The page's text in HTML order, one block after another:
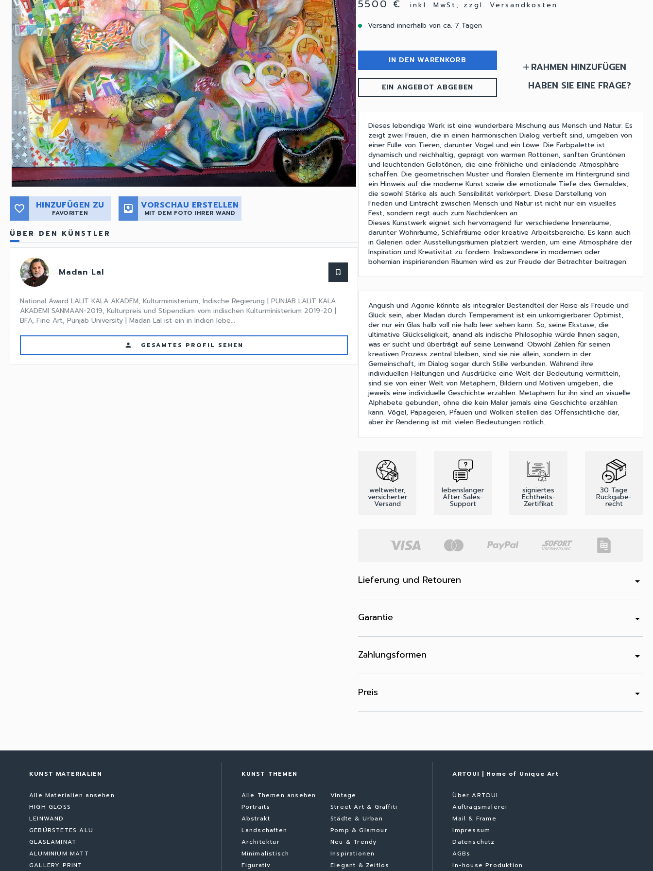
favorite_border HINZUFÜGEN ZU
FAVORITEN move_to_inbox VORSCHAU ERSTELLEN
MIT DEM FOTO IHRER WAND
ÜBER DEN KÜNSTLER
Madan Lal bookmark_border
National Award LALIT KALA AKADEM, Kulturministerium, Indische Regierung | PUNJAB LALIT KALA
AKADEMI SANMAAN-2019, Kulturpreis und Stipendium vom indischen Kulturministerium 2019-20 |
BFA, Fine Art, Punjab University | Madan Lal ist ein in Indien lebe...
person GESAMTES PROFIL SEHEN
5500 €
inkl. MwSt, zzgl. Versandkosten
Versand innerhalb von ca. 7 Tagen
IN DEN WARENKORB
EIN ANGEBOT ABGEBEN
add RAHMEN HINZUFÜGEN
HABEN SIE EINE FRAGE?
Dieses lebendige Werk ist eine wunderbare Mischung aus Mensch und Natur. Es
zeigt zwei Frauen, die in einen harmonischen Dialog vertieft sind, umgeben von
einer Fülle von Tieren, darunter Vögel und ein Löwe. Die Farbpalette ist
dynamisch und reichhaltig, geprägt von warmen Rottönen, sanften Grüntönen
und leuchtenden Gelbtönen, die eine fröhliche und einladende Atmosphäre
schaffen. Die geometrischen Muster und floralen Elemente im Hintergrund sind
ein Hinweis auf die moderne Kunst sowie die emotionale Tiefe des Gemäldes,
die sowohl Stärke als auch Sensibilität verkörpert. Diese Darstellung von
Frieden und Eintracht zwischen Mensch und Natur ist nicht nur ein visuelles
Fest, sondern regt auch zum Nachdenken an.
Dieses Kunstwerk eignet sich hervorragend für verschiedene Innenräume,
darunter Wohnräume, Schlafräume oder kreative Arbeitsbereiche. Es kann auch
in Galerien oder Ausstellungsräumen platziert werden, um eine Atmosphäre der
Inspiration und Kreativität zu fördern. Insbesondere in modernen oder
bohemian inspirierenden Räumen wird es zur Freude der Betrachter beitragen.
Anguish und Agonie könnte als integraler Bestandteil der Reise als Freude und
Glück sein, aber Madan durch Temperament ist ein unkorrigierbarer Optimist,
der nur ein Glas halb voll nie halb leer sehen kann. So, seine Ekstase, die
ultimative Glückseligkeit, anand als indische Philosophie würde Ihnen sagen,
was er sucht und überträgt auf seine Leinwand. Obwohl Zahlen für seinen
kreativen Prozess zentral bleiben, sind sie nie allein, sondern in der
Gemeinschaft, im Dialog sogar durch Stille verbunden. Während ihre
individuellen Haltungen und Ausdrücke eine Welt der Bedeutung vermitteln,
sind sie von einer Welt von Metaphern, Bildern und Motiven umgeben, die
jeweils eine individuelle Geschichte erzählen. Metaphern für ihn sind an visuelle
Alphabete gebunden, ohne die kein Maler jemals eine Geschichte erzählen
kann. Vögel, Papageien, Pfauen und Wolken stellen das Offensichtliche dar,
aber ihr Rendering ist mit vielen Bedeutungen rötlich.
weltweiter,
versicherter
Versand
lebenslanger
After-Sales-
Support
signiertes
Echtheits-
Zertifikat
30 Tage
Rückgabe-
recht
Lieferung und Retouren arrow_drop_down
Garantie arrow_drop_down
Zahlungsformen arrow_drop_down
Preis arrow_drop_down
KUNST MATERIALIEN
Alle Materialien ansehen
HIGH GLOSS
LEINWAND
GEBÜRSTETES ALU
GLASLAMINAT
ALUMINIUM MATT
GALLERY PRINT
KUNST THEMEN
Alle Themen ansehen
Portraits
Abstrakt
Landschaften
Architektur
Minimalistisch
Figurativ
Vintage
Street Art & Graffiti
Städte & Urban
Pomp & Glamour
Neu & Trendy
Inspirationen
Elegant & Zeitlos
ARTOUI | Home of Unique Art
Über ARTOUI
Auftragsmalerei
Mail & Frame
Impressum
Datenschutz
AGBs
In-house Produktion